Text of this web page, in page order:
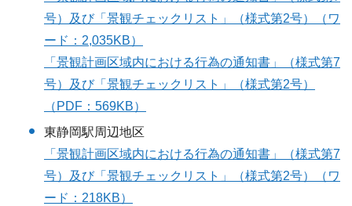
号）及び「景観チェックリスト」（様式第2号）（ワ
ード：2,035KB）
「景観計画区域内における行為の通知書」（様式第7
号）及び「景観チェックリスト」（様式第2号）
（PDF：569KB）
東静岡駅周辺地区
「景観計画区域内における行為の通知書」（様式第7
号）及び「景観チェックリスト」（様式第2号）（ワ
ード：218KB）